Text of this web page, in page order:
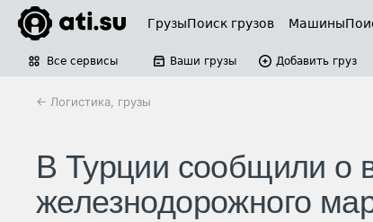
ГрузыПоиск грузов Машины
Все сервисы Ваши грузы Добавить груз
← Логистика, грузы
В Турции сообщили о
железнодорожного